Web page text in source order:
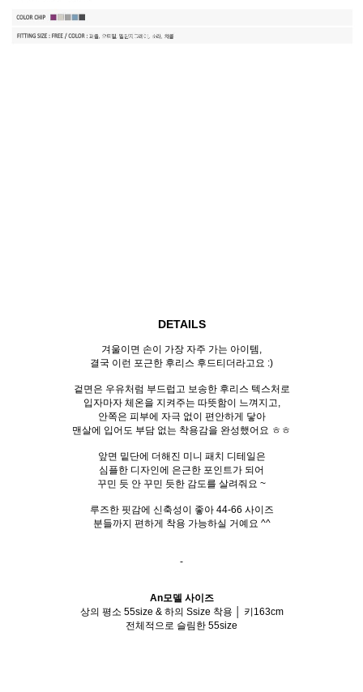
DETAILS
겨울이면 손이 가장 자주 가는 아이템,
결국 이런 포근한 후리스 후드티더라고요 :)
겉면은 우유처럼 부드럽고 보송한 후리스 텍스처로
입자마자 체온을 지켜주는 따뜻함이 느껴지고,
안쪽은 피부에 자극 없이 편안하게 닿아
맨살에 입어도 부담 없는 착용감을 완성했어요 ㅎㅎ
앞면 밑단에 더해진 미니 패치 디테일은
심플한 디자인에 은근한 포인트가 되어
꾸민 듯 안 꾸민 듯한 감도를 살려줘요 ~
루즈한 핏감에 신축성이 좋아 44-66 사이즈
분들까지 편하게 착용 가능하실 거예요 ^^
-
An모델 사이즈
상의 평소 55size & 하의 Ssize 착용 │ 키163cm
전체적으로 슬림한 55size